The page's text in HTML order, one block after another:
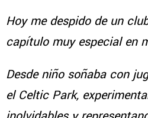
Hoy me despido de un
capítulo muy especial en
Desde niño soñaba con
el Celtic Park,